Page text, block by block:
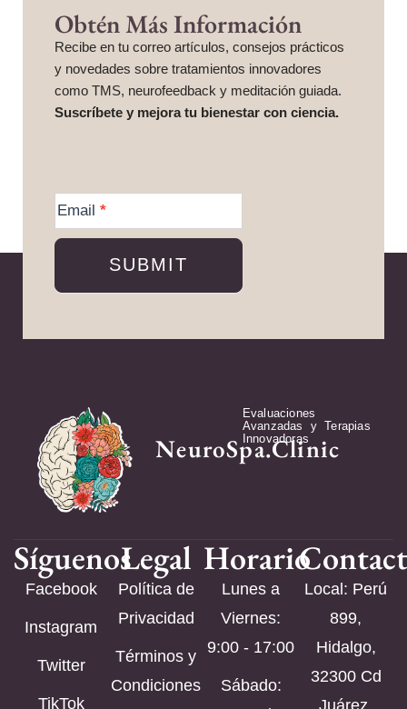
Obtén Más Información
Recibe en tu correo artículos, consejos prácticos
y novedades sobre tratamientos innovadores
como TMS, neurofeedback y meditación guiada.
Suscríbete y mejora tu bienestar con ciencia.
Information
Email *
SUBMIT
NeuroSpa.Clinic
Evaluaciones
Avanzadas y Terapias
Innovadoras
Síguenos
Facebook
Instagram
Twitter
TikTok
Legal
Política de
Privacidad
Términos y
Condiciones
Horario
Lunes a
Viernes:
9:00 - 17:00
Sábado:
Local: Perú
899,
Hidalgo,
32300 Cd
Juárez,